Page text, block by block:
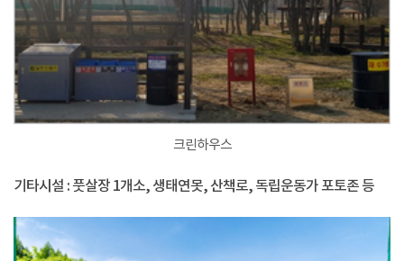
크린하우스
기타시설 : 풋살장 1개소, 생태연못, 산책로, 독립운동가 포토존 등